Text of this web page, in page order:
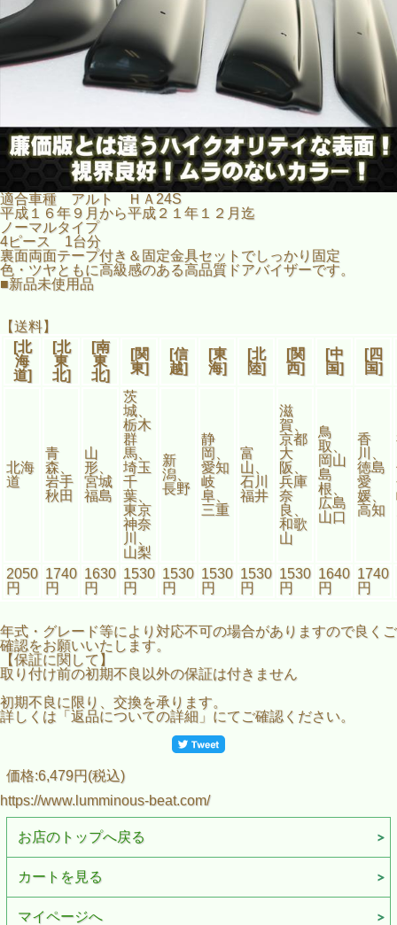
適合車種 アルト ＨＡ24S
平成１６年９月から平成２１年１２月迄
ノーマルタイプ
4ピース 1台分
裏面両面テープ付き＆固定金具セットでしっかり固定
色・ツヤともに高級感のある高品質ドアバイザーです。
■新品未使用品
【送料】
[北
海
道]
[北
東
北]
[南
東
北]
[関
東]
[信
越]
[東
海]
[北
陸]
[関
西]
[中
国]
[四
国]
北海
道
青
森、
岩手
秋田
山
形、
宮城
福島
茨
城、
栃木
群
馬、
埼玉
千
葉、
東京
神奈
川、
山梨
新
潟、
長野
静
岡、
愛知
岐
阜、
三重
富
山、
石川
福井
滋
賀、
京都
大
阪、
兵庫
奈
良、
和歌
山
鳥
取、
岡山
島
根、
広島
山口
香
川、
徳島
愛
媛、
高知
2050
円
1740
円
1630
円
1530
円
1530
円
1530
円
1530
円
1530
円
1640
円
1740
円
年式・グレード等により対応不可の場合がありますので良くご
確認をお願いいたします。
【保証に関して】
取り付け前の初期不良以外の保証は付きません
初期不良に限り、交換を承ります。
詳しくは「返品についての詳細」にてご確認ください。
価格:6,479円(税込)
https://www.lumminous-beat.com/
お店のトップへ戻る
カートを見る
マイページへ